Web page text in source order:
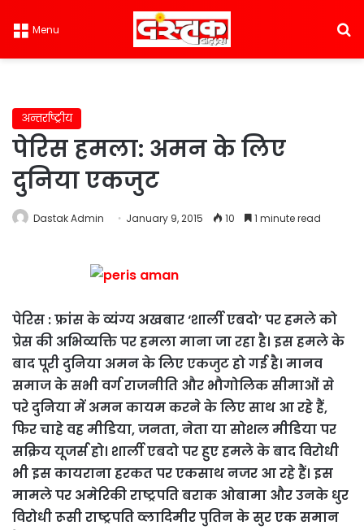
Menu
अन्तर्राष्ट्रीय
पेरिस हमला: अमन के लिए
दुनिया एकजुट
Dastak Admin January 9, 2015 10 1 minute read
पेरिस : फ्रांस के व्यंग्य अखबार ‘शार्ली एबदो’ पर हमले को
प्रेस की अभिव्यक्ति पर हमला माना जा रहा है। इस हमले के
बाद पूरी दुनिया अमन के लिए एकजुट हो गई है। मानव
समाज के सभी वर्ग राजनीति और भौगोलिक सीमाओं से
परे दुनिया में अमन कायम करने के लिए साथ आ रहे हैं,
फिर चाहे वह मीडिया, जनता, नेता या सोशल मीडिया पर
सक्रिय यूजर्स हो। शार्ली एबदो पर हुए हमले के बाद विरोधी
भी इस कायराना हरकत पर एकसाथ नजर आ रहे हैं। इस
मामले पर अमेरिकी राष्ट्रपति बराक ओबामा और उनके धुर
विरोधी रूसी राष्ट्रपति व्लादिमीर पुतिन के सुर एक समान